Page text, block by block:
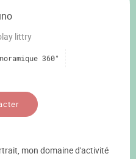
littry
360°
mon domaine d'activité